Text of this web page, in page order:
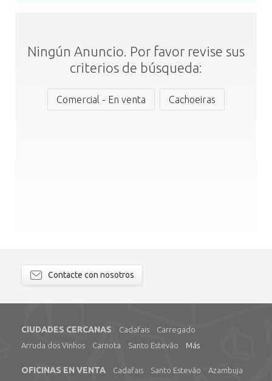
Ningún Anuncio. Por favor revise sus
criterios de búsqueda:
Comercial - En venta Cachoeiras
Contacte con nosotros
CIUDADES CERCANAS Cadafais
Carregado
Arruda dos Vinhos
Carnota Santo Estevão Más
OFICINAS EN VENTA Cadafais Santo Estevão
Azambuja